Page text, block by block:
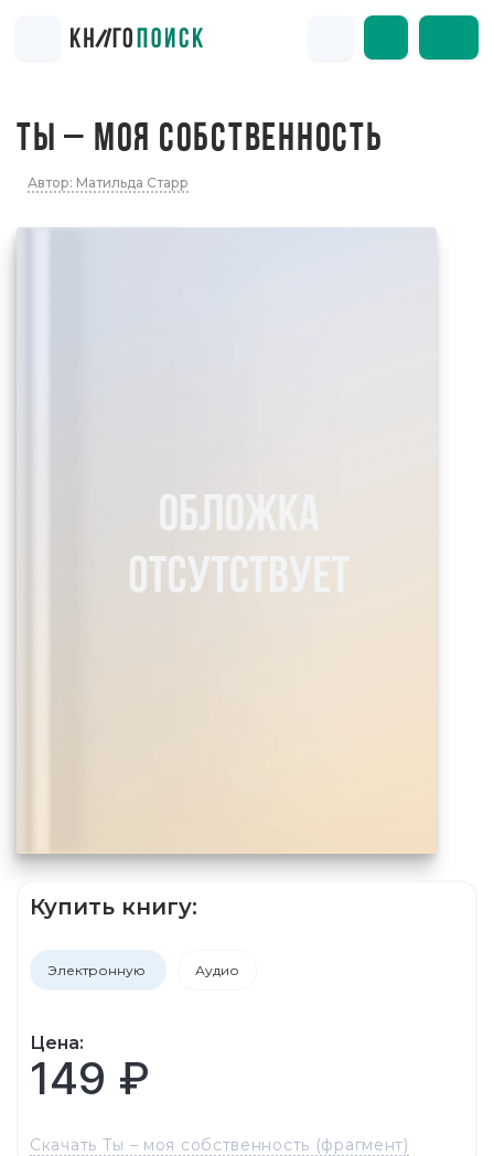
ТЫ – МОЯ СОБСТВЕННОСТЬ
Автор: Матильда Старр
Купить книгу:
Электронную Аудио
Цена:
149 ₽
Скачать Ты – моя собственность (фрагмент)